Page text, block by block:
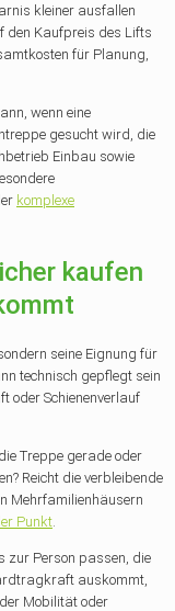
kleiner ausfallen
den Kaufpreis des Lifts
für Planung,
wenn eine
gesucht wird, die
Einbau sowie
komplexe
kaufen
seine Eignung für
technisch gepflegt sein
oder Schienenverlauf
Treppe gerade oder
Reicht die verbleibende
Mehrfamilienhäusern
Punkt
zur Person passen, die
auskommt,
Mobilität oder